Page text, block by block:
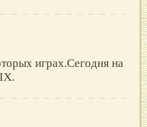
играх.Сегодня на